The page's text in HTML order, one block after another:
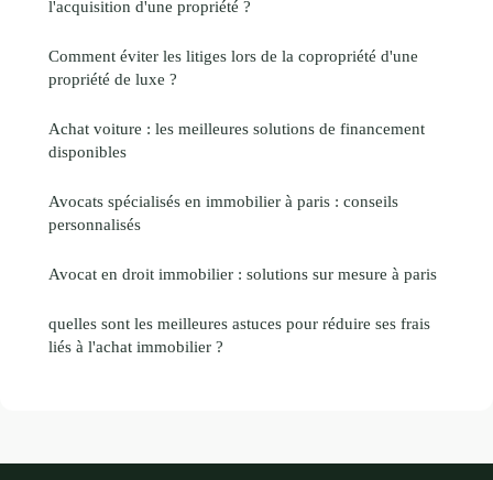
l'acquisition d'une propriété ?
Comment éviter les litiges lors de la copropriété d'une
propriété de luxe ?
Achat voiture : les meilleures solutions de financement
disponibles
Avocats spécialisés en immobilier à paris : conseils
personnalisés
Avocat en droit immobilier : solutions sur mesure à paris
quelles sont les meilleures astuces pour réduire ses frais
liés à l'achat immobilier ?